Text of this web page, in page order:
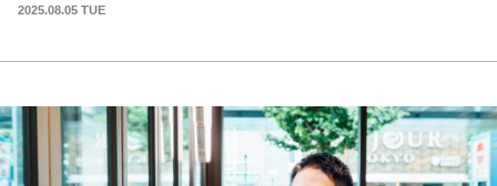
2025.08.05 TUE